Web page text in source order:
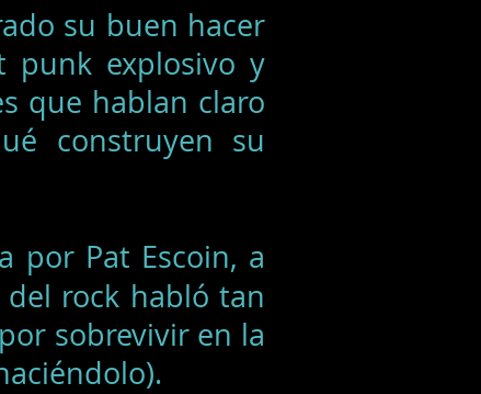
su buen hacer
punk explosivo y
que hablan claro
construyen su
por Pat Escoin, a
rock habló tan
sobrevivir en la